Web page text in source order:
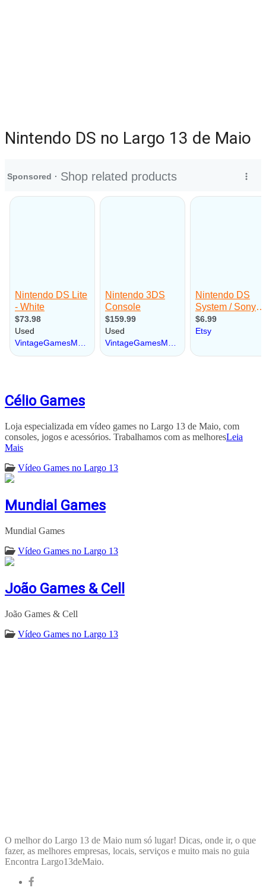
Nintendo DS no Largo 13 de Maio
Célio Games
Loja especializada em vídeo games no Largo 13 de Maio, com
consoles, jogos e acessórios. Trabalhamos com as melhoresLeia
Mais
Vídeo Games no Largo 13
Mundial Games
Mundial Games
Vídeo Games no Largo 13
João Games & Cell
João Games & Cell
Vídeo Games no Largo 13
O melhor do Largo 13 de Maio num só lugar! Dicas, onde ir, o que
fazer, as melhores empresas, locais, serviços e muito mais no guia
Encontra Largo13deMaio.